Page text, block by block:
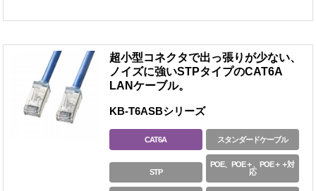
超小型コネクタで出っ張りが少ない、
ノイズに強いSTPタイプのCAT6A
LANケーブル。
KB-T6ASBシリーズ
CAT6A スタンダードケーブル
STP
POE、POE＋、POE＋＋対
応